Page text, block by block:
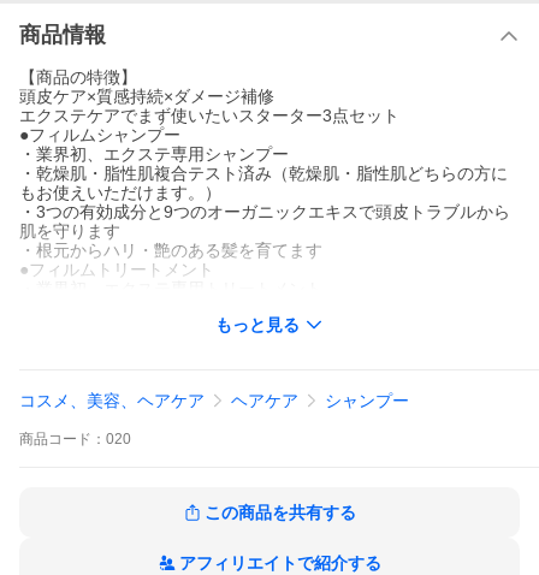
商品情報
【商品の特徴】
頭皮ケア×質感持続×ダメージ補修
エクステケアでまず使いたいスターター3点セット
●フィルムシャンプー
・業界初、エクステ専用シャンプー
・乾燥肌・脂性肌複合テスト済み（乾燥肌・脂性肌どちらの方に
もお使えいただけます。）
・3つの有効成分と9つのオーガニックエキスで頭皮トラブルから
肌を守ります
・根元からハリ・艶のある髪を育てます
●フィルムトリートメント
要な栄養分で補修し“地毛とエクステを両方”ケア
●フィルムクリーム
・１０種類のコーティング成分がエクステ表面のキューティクル
・熱に反応するヒートモイスチャー効果でキューティクルの立ち
・洗い流さないトリートメントタイプ
もっと見る
コスメ、美容、ヘアケア ヘアケア シャンプー
商品 コード： 020
この商品を共有する
アフィリエイトで紹介する